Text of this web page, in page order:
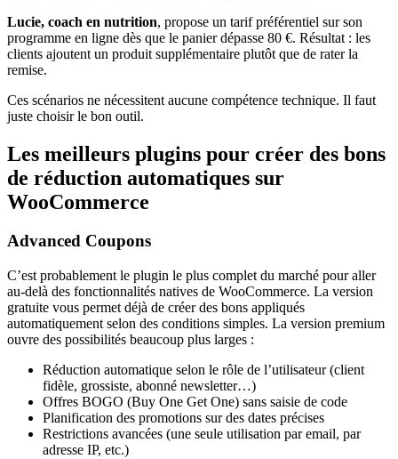
Lucie, coach en nutrition, propose un tarif préférentiel sur son
programme en ligne dès que le panier dépasse 80 €. Résultat : les
clients ajoutent un produit supplémentaire plutôt que de rater la
remise.
Ces scénarios ne nécessitent aucune compétence technique. Il faut
juste choisir le bon outil.
Les meilleurs plugins pour créer des bons
de réduction automatiques sur
WooCommerce
Advanced Coupons
C’est probablement le plugin le plus complet du marché pour aller
au-delà des fonctionnalités natives de WooCommerce. La version
gratuite vous permet déjà de créer des bons appliqués
automatiquement selon des conditions simples. La version premium
ouvre des possibilités beaucoup plus larges :
Réduction automatique selon le rôle de l’utilisateur (client
fidèle, grossiste, abonné newsletter…)
Offres BOGO (Buy One Get One) sans saisie de code
Planification des promotions sur des dates précises
Restrictions avancées (une seule utilisation par email, par
adresse IP, etc.)